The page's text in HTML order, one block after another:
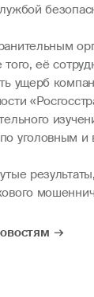
её
ущерб
уголовным